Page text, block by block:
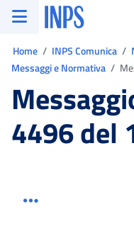
Vai al menu principale
Vai al contenuto principale
Vai al pie' di pagina
INPS ()
Home INPS Comunica
Messaggi e Normativa
4496 del